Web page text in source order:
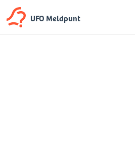
UFO Meldpunt